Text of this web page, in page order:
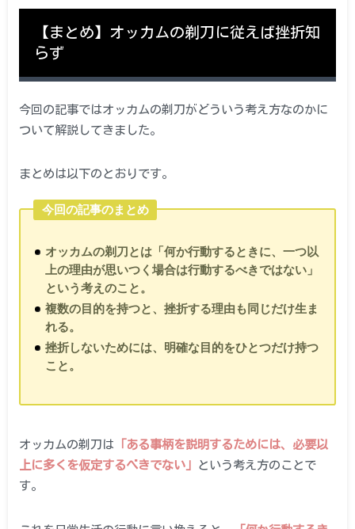
【まとめ】オッカムの剃刀に従えば挫折知
らず
今回の記事ではオッカムの剃刀がどういう考え方なのかに
ついて解説してきました。
まとめは以下のとおりです。
今回の記事のまとめ
オッカムの剃刀とは「何か行動するときに、一つ以
上の理由が思いつく場合は行動するべきではない」
という考えのこと。
複数の目的を持つと、挫折する理由も同じだけ生ま
れる。
挫折しないためには、明確な目的をひとつだけ持つ
こと。
オッカムの剃刀は 「ある事柄を説明するためには、必要以
上に多くを仮定するべきでない」
という考え方のことで
す。